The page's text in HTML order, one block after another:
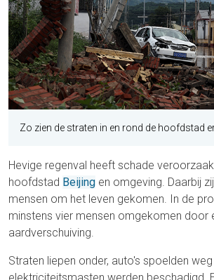
Zo zien de straten in en rond de hoofdstad
Hevige regenval heeft schade
hoofdstad Beijing en omgeving. Daarbij
mensen om het leven gekomen. In de
minstens vier mensen omgekomen door
aardverschuiving.
Straten liepen onder, auto's spoelden weg